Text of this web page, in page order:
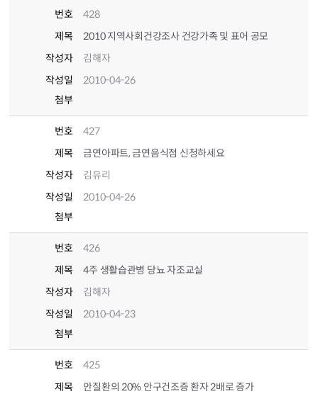
번호
428
제목
2010 지역사회건강조사 건강가족 및 표어 공모
작성자
김해자
작성일
2010-04-26
첨부
번호
427
제목
금연아파트, 금연음식점 신청하세요
작성자
김유리
작성일
2010-04-26
첨부
번호
426
제목
4주 생활습관병 당뇨 자조교실
작성자
김해자
작성일
2010-04-23
첨부
번호
425
제목
안질환의 20% 안구건조증 환자 2배로 증가